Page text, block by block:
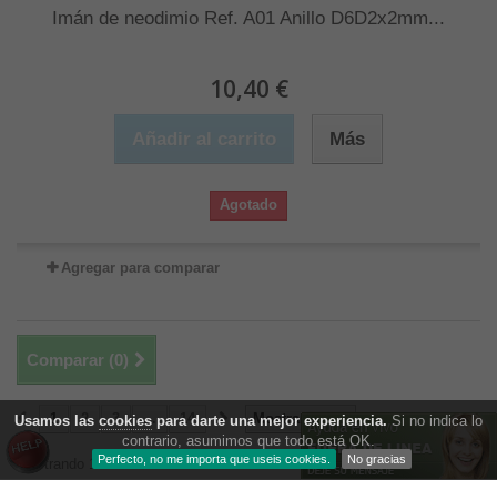
Usamos las cookies para darte una mejor experiencia. Si no indica lo
contrario, asumimos que todo está OK.
Perfecto, no me importa que useis cookies. No gracias
Imán de neodimio Ref. A01 Anillo D6D2x2mm...
10,40 €
Más
Agotado
Agregar para comparar
Comparar (0)
Mostrar todos
1 2 3 ... 14
Mostrando 1 - 24 de 328 items